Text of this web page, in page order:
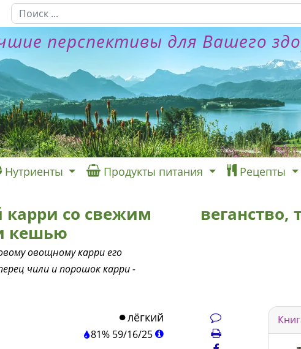
перспективы для Вашего
Нутриенты Продукты питания Рецепты
со свежим
кешью
овощному карри его
чили и порошок карри -
веганство,
лёгкий
81% 59/16/25